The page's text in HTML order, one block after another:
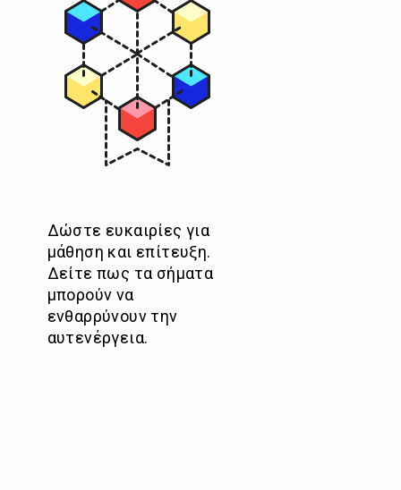
Δώστε ευκαιρίες για
μάθηση και επίτευξη.
Δείτε πως τα σήματα
μπορούν να
ενθαρρύνουν την
αυτενέργεια.